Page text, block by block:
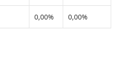
0,00% 0,00%